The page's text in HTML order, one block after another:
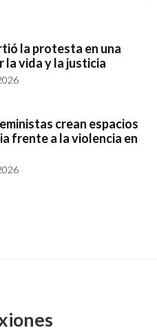
la protesta en una
la vida y la justicia
crean espacios
frente a la violencia en